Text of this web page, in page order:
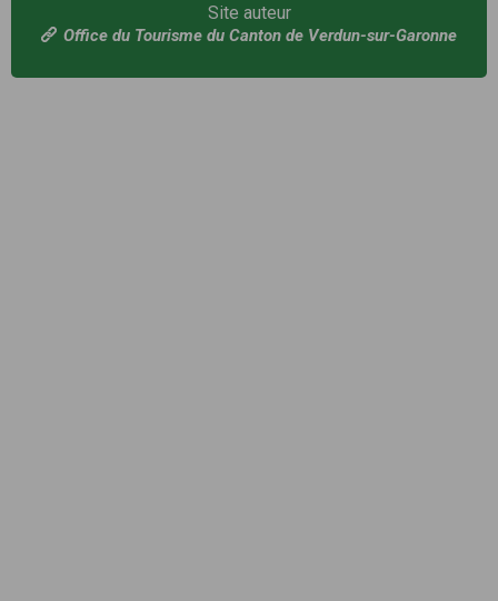
Site auteur
Office du Tourisme du Canton de Verdun-sur-Garonne